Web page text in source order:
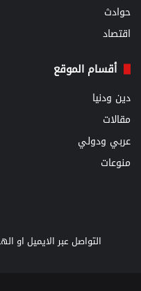
حوادث
اقتصاد
أقسام الموقع
دين ودنيا
مقالات
عربي ودولي
منوعات
التواصل عبر الايميل او